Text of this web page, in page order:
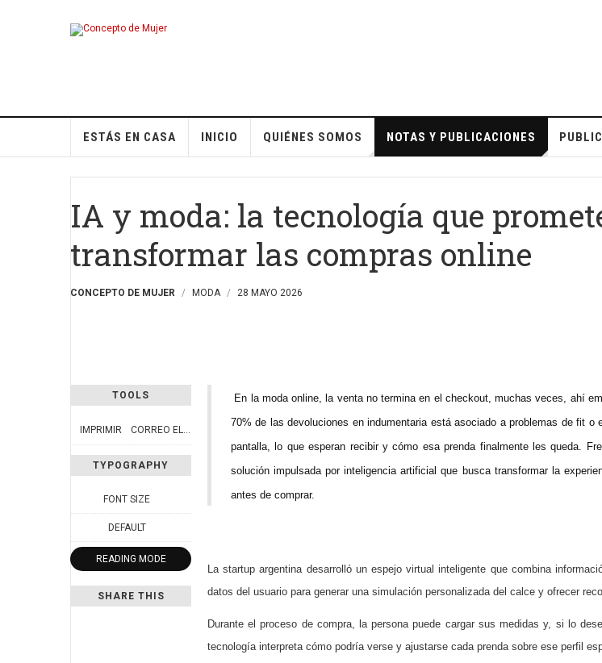
ESTÁS EN CASA INICIO QUIÉNES SOMOS NOTAS Y PUBLICACIONES
IA y moda: la tecnología que
transformar las compras online
CONCEPTO DE MUJER MODA 28 MAYO 2026
TOOLS
IMPRIMIR CORREO ELECTRÓNICO
TYPOGRAPHY
FONT SIZE
DEFAULT
READING MODE
SHARE THIS
En la moda online, la venta no termina en el checkout, muchas veces, ahí
70% de las devoluciones en indumentaria está asociado a problemas de fit
pantalla, lo que esperan recibir y cómo esa prenda finalmente les queda.
solución impulsada por inteligencia artificial que busca transformar la
antes de comprar.
La startup argentina desarrolló un espejo virtual inteligente que combina
datos del usuario para generar una simulación personalizada del calce y ofrecer
Durante el proceso de compra, la persona puede cargar sus medidas y, si lo
tecnología interpreta cómo podría verse y ajustarse cada prenda sobre ese perfil